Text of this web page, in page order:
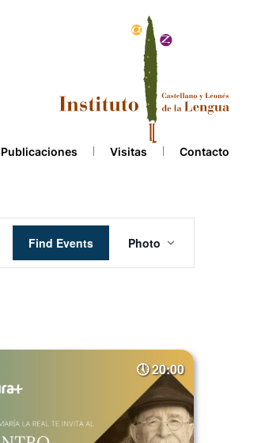
Publicaciones Visitas Contacto
Find Events
Views
Navigation
Photo
20:00